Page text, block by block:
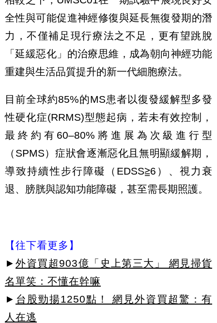
全性與可能促進神經修復與延長無復發期的潛
力，不僅補足現行療法之不足，更有望跳脫
「延緩惡化」的治療思維，成為朝向神經功能
重建與生活品質提升的新一代細胞療法。
目前全球約85%的MS患者以復發緩解型多發
性硬化症(RRMS)型態起病，若未有效控制，
最終約有60–80%將進展為次級進行型
（SPMS）症狀會逐漸惡化且無明顯緩解期，
導致持續性步行障礙（EDSS≧6）、視力衰
退、膀胱與認知功能障礙，甚至需長期照護。
【往下看更多】
► 外資買超903億「史上第三大」 網見掃貨
名單笑：不懂在幹嘛
► 台股勁揚1250點！ 網見外資買超驚：有
人在逃